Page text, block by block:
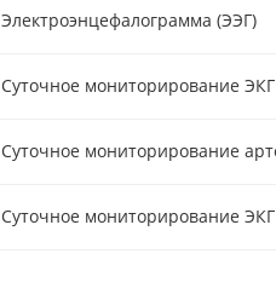
Электроэнцефалограмма (ЭЭГ)
Суточное мониторирование ЭКГ
Суточное мониторирование
Суточное мониторирование